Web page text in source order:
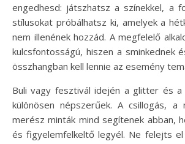
engedhesd: játszhatsz a színekkel, a
stílusokat próbálhatsz ki, amelyek a
nem illenének hozzád. A megfelelő
kulcsfontosságú, hiszen a sminkednek
összhangban kell lennie az esemény
Buli vagy fesztivál idején a glitter és a
különösen népszerűek. A csillogás,
merész minták mind segítenek abban,
és figyelemfelkeltő legyél. Ne felejts